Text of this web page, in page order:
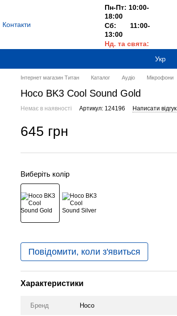
Контакти
Пн-Пт: 10:00-
18:00
Сб: 11:00-
13:00
Нд. та свята:
Укр
Інтернет магазин Титан Каталог Аудіо Мікрофони
Hoco BK3 Cool Sound Gold
Немає в наявності Артикул: 124196 Написати відгук
645 грн
Виберіть колір
Повідомити, коли з'явиться
Характеристики
Бренд Hoco